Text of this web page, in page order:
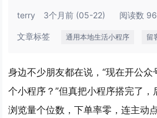
terry 3个月前 (05-22) 阅读数
文章标签 通用本地生活小程序 留
身边不少朋友都在说，“现在开公
个小程序？”但真把小程序搭完了
浏览量个位数，下单率零，连主动